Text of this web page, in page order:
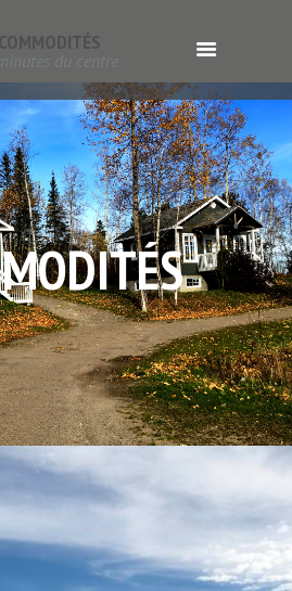
du centre
COMMODITÉS